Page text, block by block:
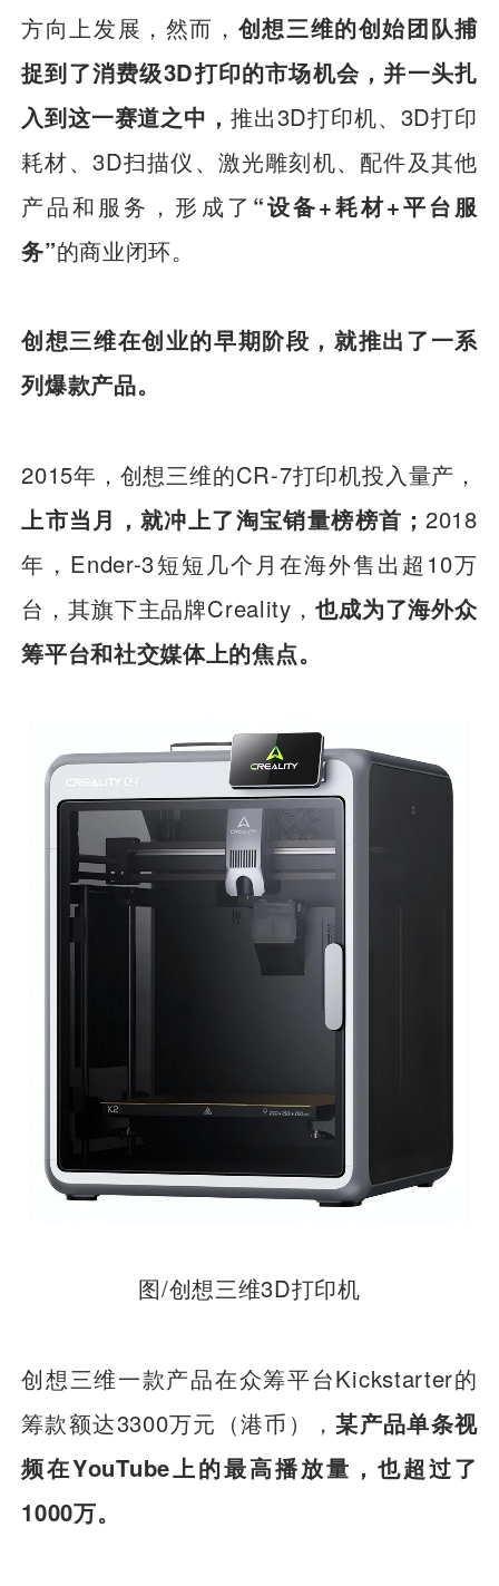
方向上发展，然而， 创想三维的创始团队捕
捉到了消费级3D打印的市场机会，并一头扎
入到这一赛道之中， 推出3D打印机、3D打印
耗材、3D扫描仪、激光雕刻机、配件及其他
产品和服务，形成了 “设备+耗材+平台服
务”的商业闭环。
创想三维在创业的早期阶段，就推出了一系
列爆款产品。
2015年，创想三维的CR-7打印机投入量产，
上市当月，就冲上了淘宝销量榜榜首； 2018
年，Ender-3短短几个月在海外售出超10万
台，其旗下主品牌Creality， 也成为了海外众
筹平台和社交媒体上的焦点。
图/创想三维3D打印机
创想三维一款产品在众筹平台Kickstarter的
筹款额达3300万元（港币）， 某产品单条视
频在YouTube上的最高播放量，也超过了
1000万。